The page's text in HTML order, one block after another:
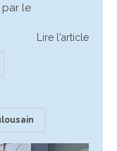
par le
Lire l'article